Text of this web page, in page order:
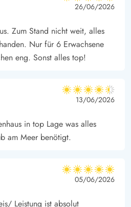
5 von 5
5 out of 5
26/06/2026
Zum Stand nicht weit, alles
Nur für 6 Erwachsene
eng. Sonst alles top!
4.5 von 5
4.5 von 5
4.5 out of 5
13/06/2026
in top Lage was alles
am Meer benötigt.
5 von 5
5 von 5
5 out of 5
05/06/2026
Leistung ist absolut